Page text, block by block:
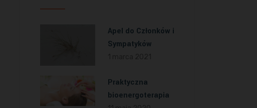
Apel do Członków i
Sympatyków
Praktyczna
bioenergoterapia